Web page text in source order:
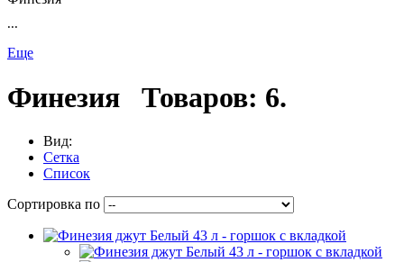
...
Еще
Финезия Товаров: 6.
Вид:
Сетка
Список
Сортировка по